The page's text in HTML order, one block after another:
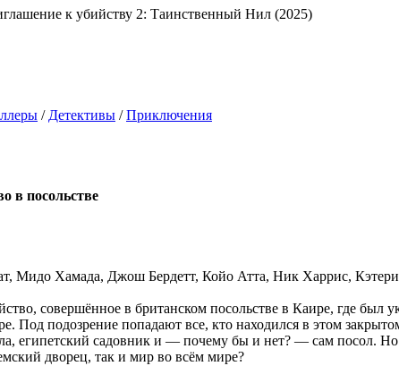
к убийству 2: Таинственный Нил (2025)
/Детективы /Приключения
в посольстве
Мидо Хамада, Джош Бердетт, Койо Атта, Ник Харрис,
совершённое в британском посольстве в Каире, где был
Под подозрение попадают все, кто находился в этом
египетский садовник и — почему бы и нет? — сам посол.
дворец, так и мир во всём мире?